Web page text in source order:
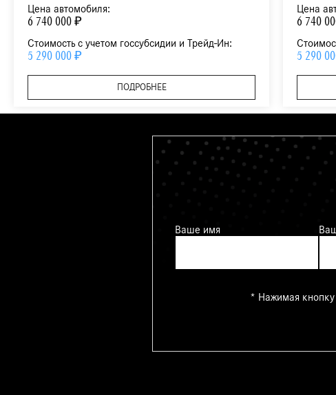
Цена автомобиля:
6 740 000 ₽
Стоимость с учетом госсубсидии и Трейд-Ин:
5 290 000 ₽
ПОДРОБНЕЕ
Цена
6 740
5 290
Ваше имя
* Нажимая кнопку